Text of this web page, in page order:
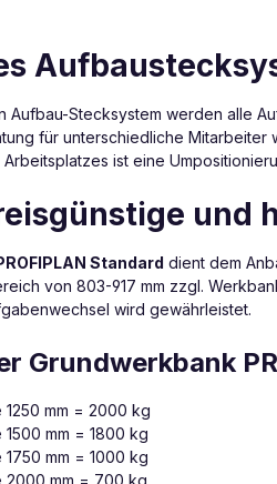
Aufbau-Stecksystem werden alle
für unterschiedliche
ist eine
und
Standard dient dem
von 803-917 mm zzgl.
wird gewährleistet.
Grundwerkbank
mm = 2000 kg
mm = 1800 kg
mm = 1000 kg
2000 mm = 700 kg